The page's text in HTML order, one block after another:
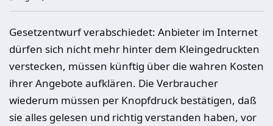
Gesetzentwurf verabschiedet: Anbieter im Internet
dürfen sich nicht mehr hinter dem Kleingedruckten
verstecken, müssen künftig über die wahren Kosten
ihrer Angebote aufklären. Die Verbraucher
wiederum müssen per Knopfdruck bestätigen, daß
sie alles gelesen und richtig verstanden haben, vor